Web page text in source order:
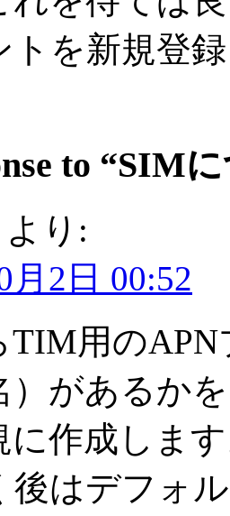
トを新規登
to “SIM
より:
月2日 00:52
TIM用の
）があるか
に作成しま
後はデフォ